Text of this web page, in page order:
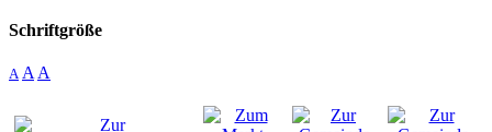
Schriftgröße
A A A